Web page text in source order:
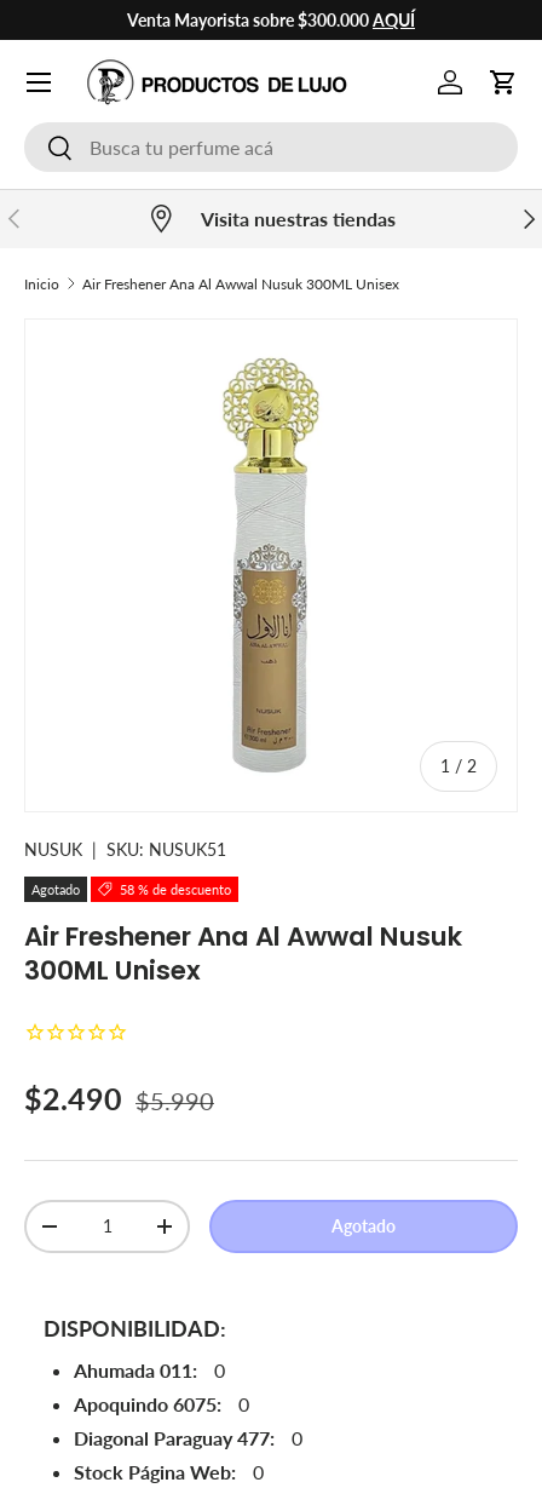
Ir al contenido
Venta Mayorista sobre $300.000AQUÍ
BuscarBuscar
Cuenta
Anterior Visita nuestras tiendas
Inicio Air Freshener Ana Al Awwal Nusuk 300ML Unisex
Ir directamente a la información del producto
1 / de
2
NUSUK | SKU: NUSUK51
Agotado 58 % de descuento
Air Freshener Ana Al Awwal Nusuk
300ML Unisex
Precio de venta
$2.490 Precio normal
$5.990
Cant.
Disminuir cantidadAumentar la cantidad Agotado
DISPONIBILIDAD:
Ahumada 011:
0
Apoquindo 6075:
0
Diagonal Paraguay 477:
0
Stock Página Web:
0